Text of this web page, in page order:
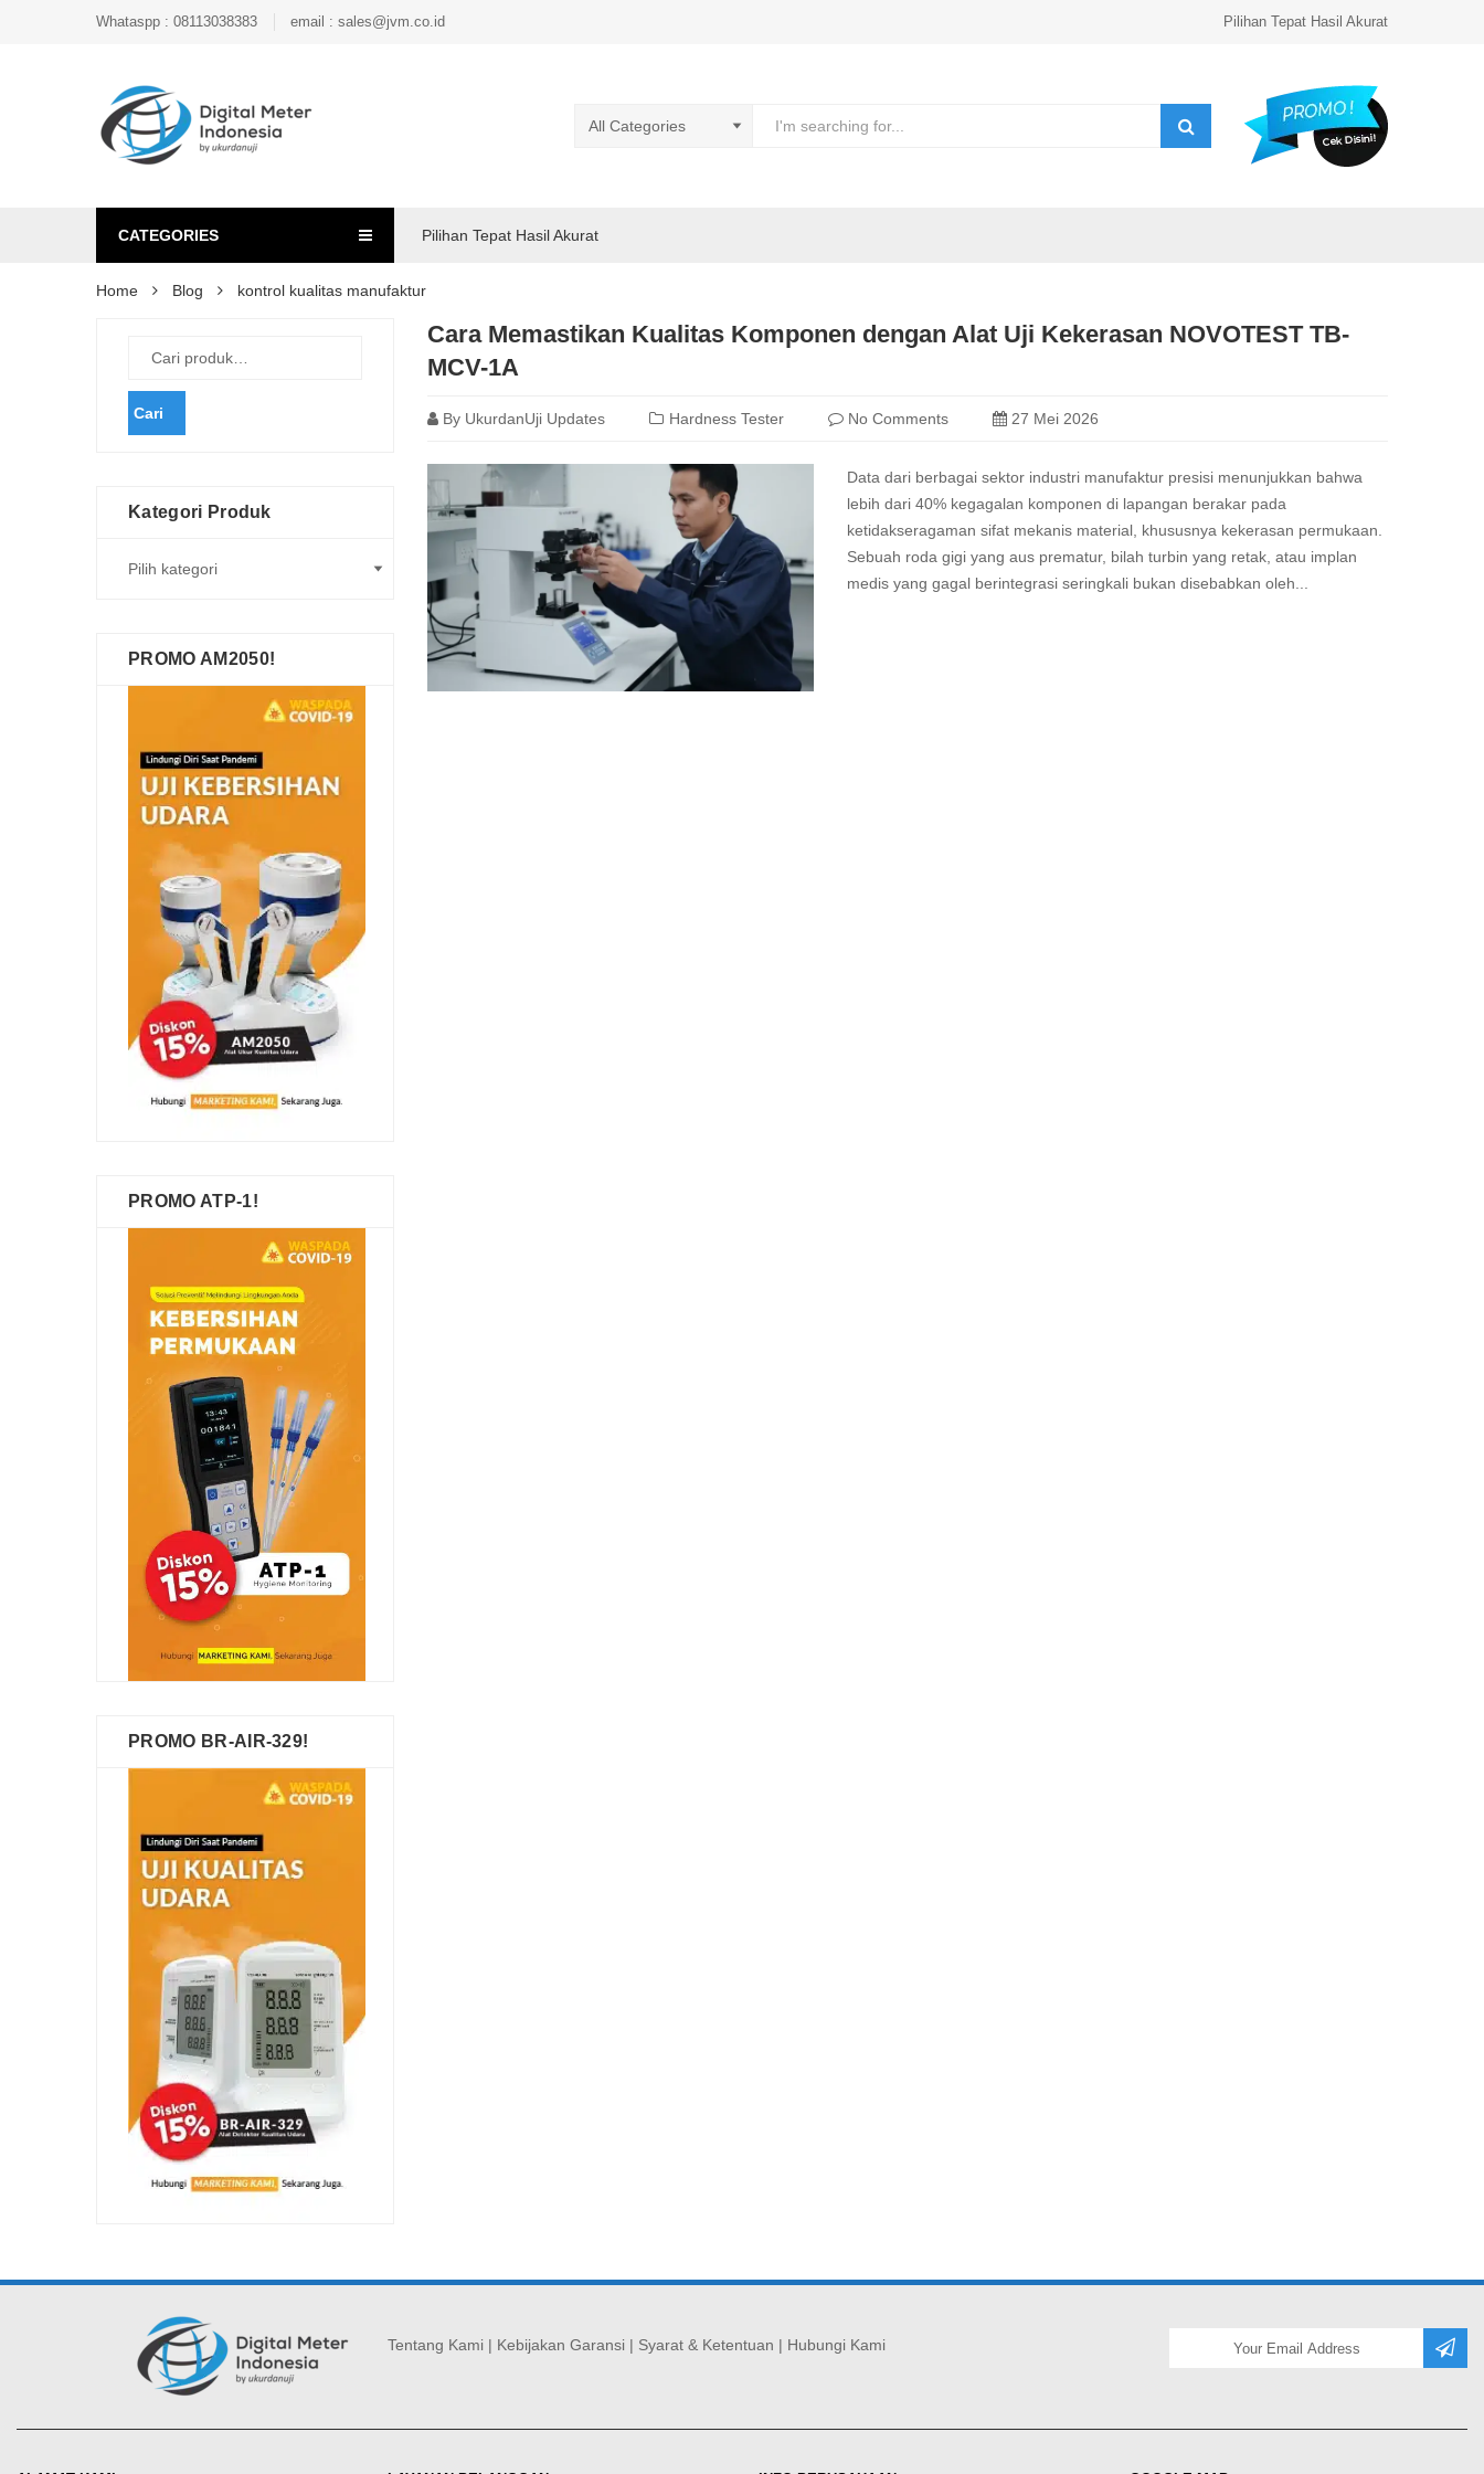
Whataspp : 08113038383 email : sales@jvm.co.id Pilihan Tepat Hasil Akurat
CATEGORIES Pilihan Tepat Hasil Akurat
Home Blog kontrol kualitas manufaktur
Cara Memastikan Kualitas Komponen dengan Alat Uji Kekerasan NOVOTEST TB-
MCV-1A
By UkurdanUji Updates Hardness Tester No Comments 27 Mei 2026
Data dari berbagai sektor industri manufaktur presisi menunjukkan bahwa
lebih dari 40% kegagalan komponen di lapangan berakar pada
ketidakseragaman sifat mekanis material, khususnya kekerasan permukaan.
Sebuah roda gigi yang aus prematur, bilah turbin yang retak, atau implan
medis yang gagal berintegrasi seringkali bukan disebabkan oleh...
Cari
Kategori Produk
PROMO AM2050!
PROMO ATP-1!
PROMO BR-AIR-329!
Tentang Kami | Kebijakan Garansi | Syarat & Ketentuan | Hubungi Kami